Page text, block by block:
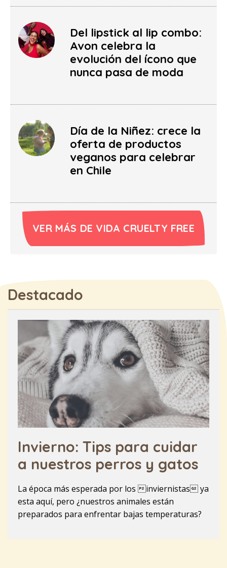
Del lipstick al lip combo:
Avon celebra la
evolución del ícono que
nunca pasa de moda
Día de la Niñez: crece la
oferta de productos
veganos para celebrar
en Chile
VER MÁS DE VIDA CRUELTY FREE
Destacado
Invierno: Tips para cuidar
a nuestros perros y gatos
La época más esperada por los inviernistas ya
esta aquí, pero ¿nuestros animales están
preparados para enfrentar bajas temperaturas?